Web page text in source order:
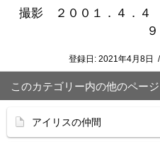
撮影 ２００１．４．４
登録日: 2021年4月8日 /
このカテゴリー内の他のページ
アイリスの仲間